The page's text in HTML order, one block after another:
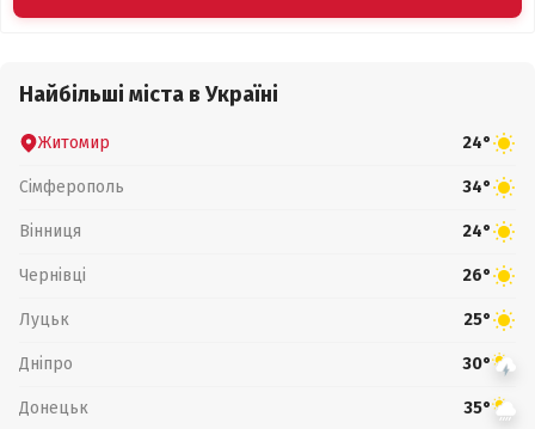
Найбільші міста в Україні
Житомир 24°
Сімферополь 34°
Вінниця 24°
Чернівці 26°
Луцьк 25°
Дніпро 30°
Донецьк 35°